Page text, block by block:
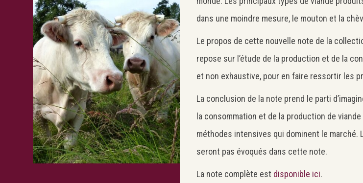
dans une moindre mesure, le mouton et la
Le propos de cette nouvelle note de la
repose sur l’étude de la production et de la
et non exhaustive, pour en faire ressortir les
La conclusion de la note prend le parti
la consommation et de la production de
méthodes intensives qui dominent le marché.
seront pas évoqués dans cette note.
La note complète est disponible ici.